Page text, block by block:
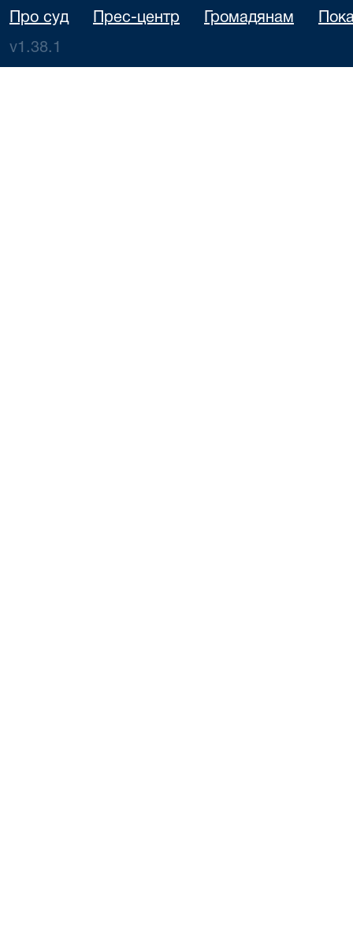
Про суд Прес-центр Громадянам
v1.38.1